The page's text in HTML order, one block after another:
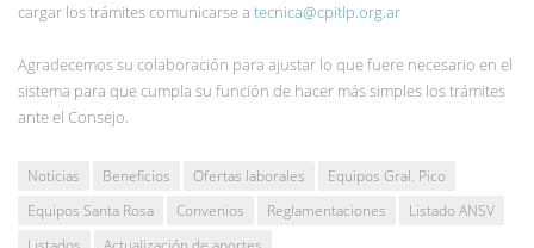
cargar los trámites comunicarse a tecnica@cpitlp.org.ar
Agradecemos su colaboración para ajustar lo que fuere necesario en el
sistema para que cumpla su función de hacer más simples los trámites
ante el Consejo.
Noticias Beneficios Ofertas laborales
Equipos Gral. Pico
Equipos Santa Rosa
Convenios Reglamentaciones
Listado ANSV